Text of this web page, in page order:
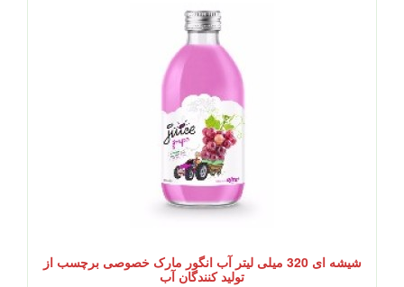
شیشه ای 320 میلی لیتر آب انگور مارک خصوصی برچسب از
تولید کنندگان آب